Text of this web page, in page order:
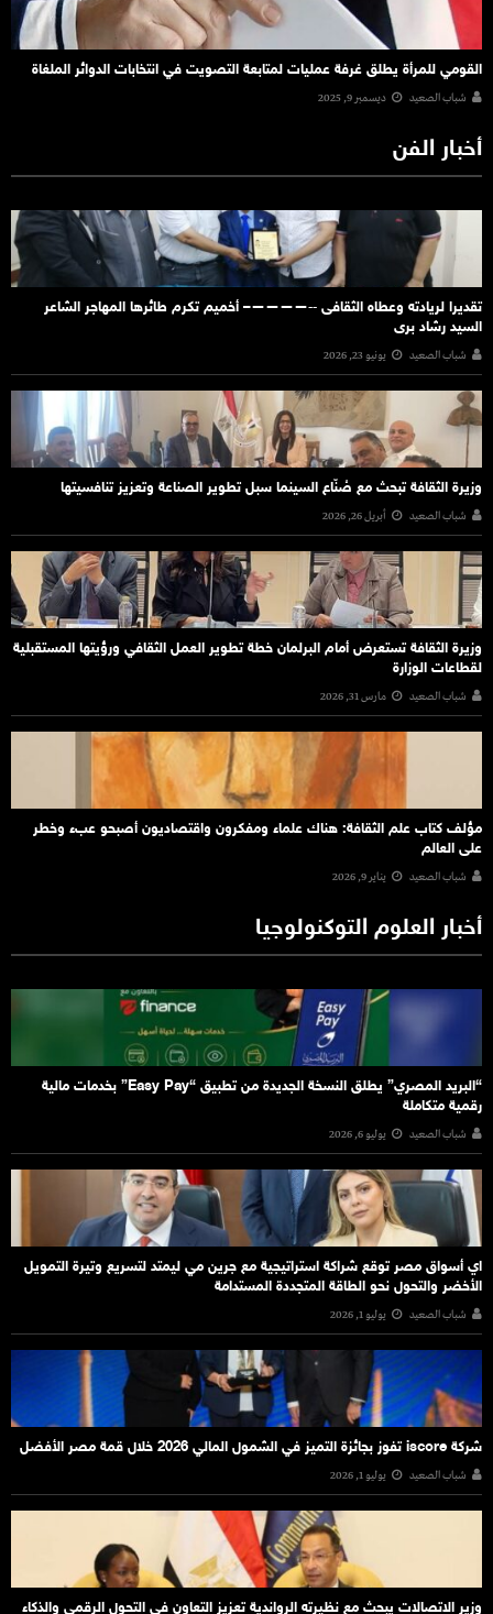
القومي للمرأة يطلق غرفة عمليات لمتابعة التصويت في انتخابات الدوائر الملغاة
شباب الصعيد ديسمبر 9, 2025
أخبار الفن
تقديرا لريادته وعطاه الثقافى ‐‐————– أخميم تكرم طائرها المهاجر الشاعر
السيد رشاد برى
شباب الصعيد يونيو 23, 2026
وزيرة الثقافة تبحث مع صُنّاع السينما سبل تطوير الصناعة وتعزيز تنافسيتها
شباب الصعيد أبريل 26, 2026
وزيرة الثقافة تستعرض أمام البرلمان خطة تطوير العمل الثقافي ورؤيتها المستقبلية
لقطاعات الوزارة
شباب الصعيد مارس 31, 2026
مؤلف كتاب علم الثقافة: هناك علماء ومفكرون واقتصاديون أصبحو عبء وخطر
على العالم
شباب الصعيد يناير 9, 2026
أخبار العلوم التوكنولوجيا
“البريد المصري” يطلق النسخة الجديدة من تطبيق “Easy Pay” بخدمات مالية
رقمية متكاملة
شباب الصعيد يوليو 6, 2026
اي أسواق مصر توقع شراكة استراتيجية مع جرين مي ليمتد لتسريع وتيرة التمويل
الأخضر والتحول نحو الطاقة المتجددة المستدامة
شباب الصعيد يوليو 1, 2026
شركة iscore تفوز بجائزة التميز في الشمول المالي 2026 خلال قمة مصر الأفضل
شباب الصعيد يوليو 1, 2026
وزير الاتصالات يبحث مع نظيرته الرواندية تعزيز التعاون في التحول الرقمي والذكاء